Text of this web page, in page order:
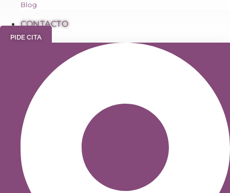
Blog
CONTACTO
PIDE CITA